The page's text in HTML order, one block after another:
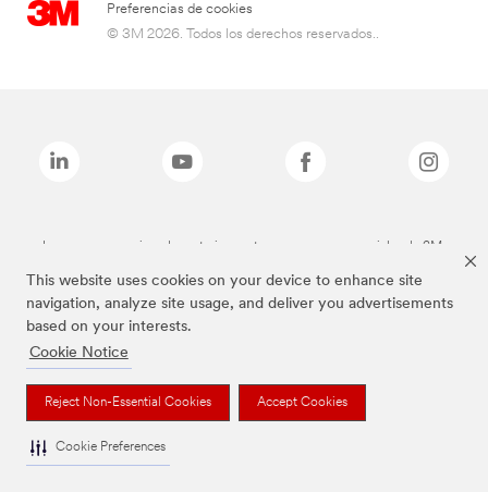
This website uses cookies on your device to enhance site
navigation, analyze site usage, and deliver you advertisements
based on your interests.
Cookie Notice
Reject Non-Essential Cookies Accept Cookies
Cookie Preferences
Preferencias de cookies
© 3M 2026. Todos los derechos reservados..
Las marcas mencionadas anteriormente son marcas comerciales de 3M.